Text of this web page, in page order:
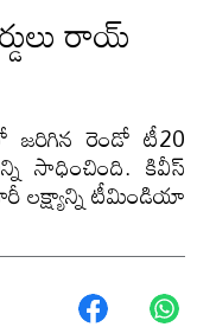
రాయ్
జరిగిన రెండో టీ20
సాధించింది. కివీస్
లక్ష్యాన్ని టీమిండియా